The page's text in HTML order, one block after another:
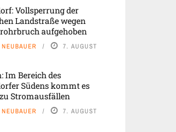
Vollsperrung der
Landstraße wegen
aufgehoben
7. AUGUST
Im Bereich des
Südens kommt es
Stromausfällen
7. AUGUST